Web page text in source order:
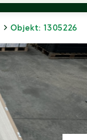
Objekt: 1305226